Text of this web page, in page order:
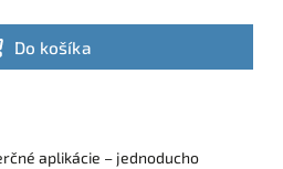
Do košíka
aplikácie – jednoducho